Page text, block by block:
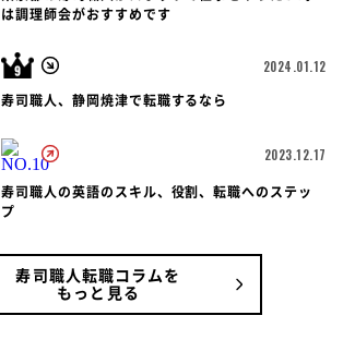
は調理師会がおすすめです
2024.01.12
寿司職人、静岡焼津で転職するなら
2023.12.17
寿司職人の英語のスキル、役割、転職へのステッ
プ
寿司職人転職コラムを
もっと見る